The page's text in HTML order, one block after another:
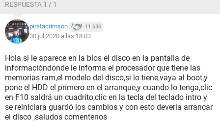
RESPUESTA 1 / 1
piratacrimson 11.636
30 jul 2020 a las 18:03
Hola si le aparece en la bios el disco en la pantalla de
informacióndonde le informa el procesador que tiene las
memorias ram,el modelo del disco,si lo tiene,vaya al boot,y
pone el HDD el primero en el arranque,y cuando lo tenga,clic
en F10 saldrá un cuadrito,clic en la tecla del teclado intro y
se reiniciara guardó los cambios y con esto deveria arrancar
el disco ,saludos comentenos